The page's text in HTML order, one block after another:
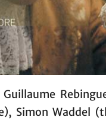
Simon Waddel